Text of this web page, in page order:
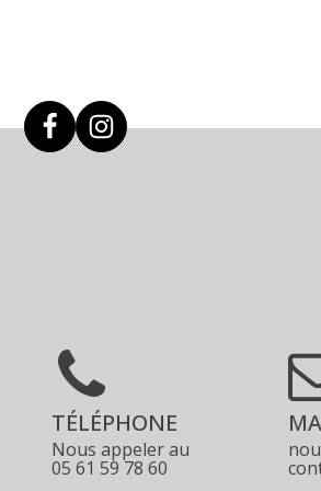
TÉLÉPHONE
Nous appeler au
05 61 59 78 60